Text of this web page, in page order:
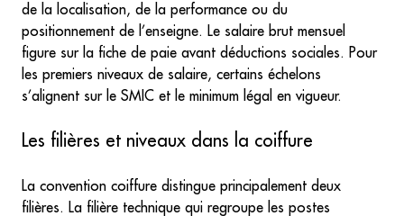
de la localisation, de la performance ou du
positionnement de l’enseigne. Le salaire brut mensuel
figure sur la fiche de paie avant déductions sociales. Pour
les premiers niveaux de salaire, certains échelons
s’alignent sur le SMIC et le minimum légal en vigueur.
Les filières et niveaux dans la coiffure
La convention coiffure distingue principalement deux
filières. La filière technique qui regroupe les postes